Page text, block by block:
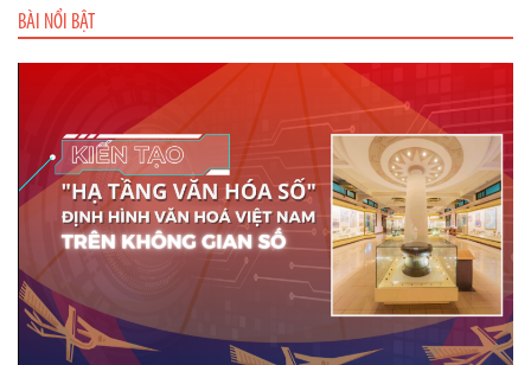
BÀI NỔI BẬT